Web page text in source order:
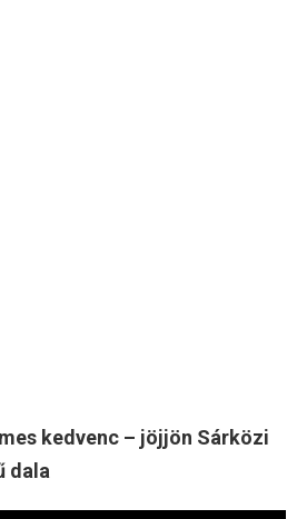
kedvenc – jöjjön Sárközi
dala